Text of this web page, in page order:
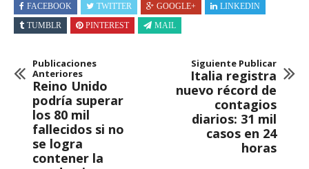
FACEBOOK TWITTER GOOGLE+
LINKEDIN
TUMBLR
PINTEREST MAIL
Publicaciones
Anteriores
Reino Unido
podría superar
los 80 mil
fallecidos si no
se logra
contener la
Siguiente Publicar
Italia registra
nuevo récord de
contagios
diarios: 31 mil
casos en 24
horas